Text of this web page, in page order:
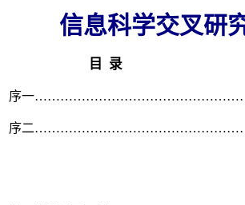
信息科学交叉研
目 录
序一
序二